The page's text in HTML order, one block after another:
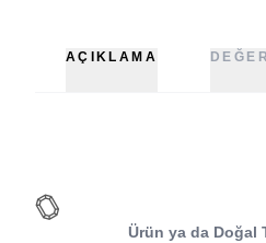
AÇIKLAMA
Ürün ya da Doğal